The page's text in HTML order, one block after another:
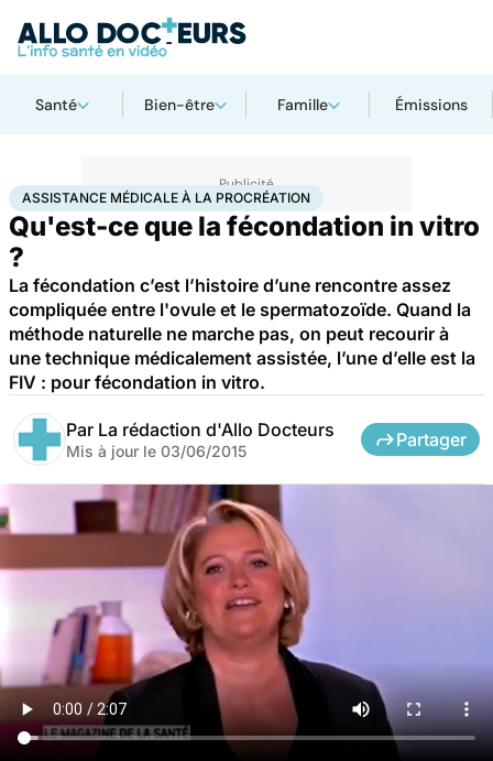
Santé Bien-être Famille Émissions
AccueilFamille Procréation Assistance médicale à la procréation
ASSISTANCE MÉDICALE À LA PROCRÉATION
Qu'est-ce que la fécondation in vitro
?
La fécondation c’est l’histoire d’une rencontre assez
compliquée entre l'ovule et le spermatozoïde. Quand la
méthode naturelle ne marche pas, on peut recourir à
une technique médicalement assistée, l’une d’elle est la
FIV : pour fécondation in vitro.
Par La rédaction d'Allo Docteurs
Mis à jour le 03/06/2015
Partager